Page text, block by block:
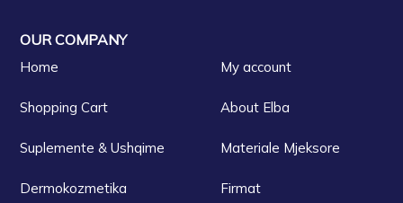
OUR COMPANY
Home My account
Shopping Cart About Elba
Suplemente & Ushqime Materiale Mjeksore
Dermokozmetika Firmat